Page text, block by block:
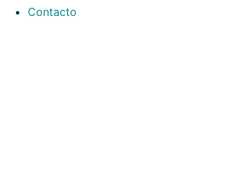
Contacto